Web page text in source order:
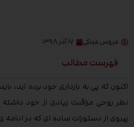
عروس عینکی ۱۷ آذر ۱۳۹۸
فهرست مطالب
اکنون که پی به بارداری خود برده اید،
نظر روحی مراقبت زیادی از خود
پیروی از دستورات ساده ای که در